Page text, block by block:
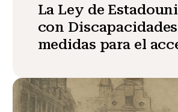
La Ley de
con
medidas para el